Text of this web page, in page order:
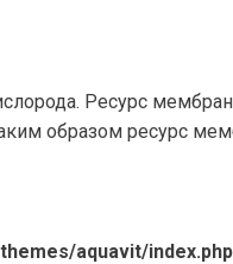
Ресурс
образом ресурс
aquavit/index.php